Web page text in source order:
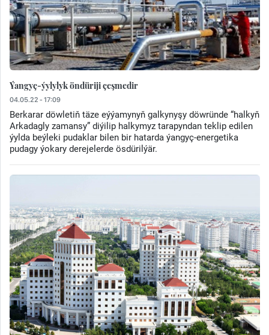
Ýangyç-ýylylyk öndüriji çeşmedir
04.05.22 - 17:09
Berkarar döwletiň täze eýýamynyň galkynyşy döwründe “halkyň
Arkadagly zamansy” diýilip halkymyz tarapyndan teklip edilen
ýylda beýleki pudaklar bilen bir hatarda ýangyç-energetika
pudagy ýokary derejelerde ösdürilýär.